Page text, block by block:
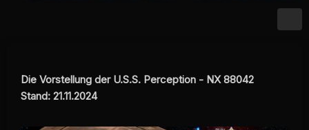
Die Vorstellung der U.S.S. Perception - NX 88042
Stand: 21.11.2024